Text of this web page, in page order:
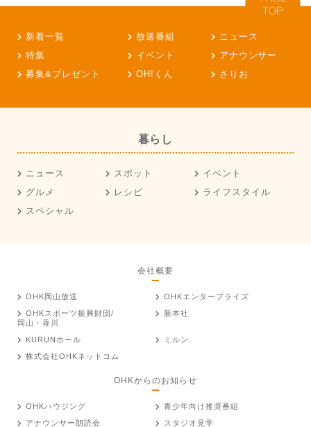
新着一覧 放送番組
ニュース
特集
イベント
アナウンサー
募集&プレゼント
OH!くん さりお
暮らし
ニュース スポット
イベント
グルメ
レシピ
ライフスタイル
スペシャル
会社概要
OHK岡山放送
OHKエンタープライズ
OHKスポーツ振興財団/
岡山・香川
新本社
KURUNホール
ミルン
株式会社OHKネットコム
OHKからのお知らせ
OHKハウジング
青少年向け推奨番組
アナウンサー朗読会
スタジオ見学